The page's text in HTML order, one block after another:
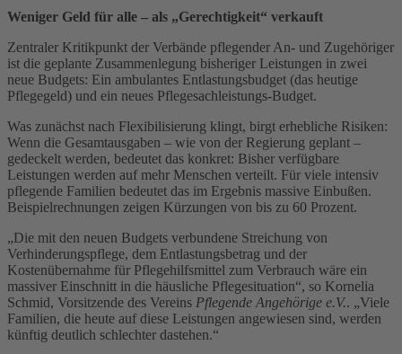
Weniger Geld für alle – als „Gerechtigkeit“ verkauft
Zentraler Kritikpunkt der Verbände pflegender An- und Zugehöriger
ist die geplante Zusammenlegung bisheriger Leistungen in zwei
neue Budgets: Ein ambulantes Entlastungsbudget (das heutige
Pflegegeld) und ein neues Pflegesachleistungs-Budget.
Was zunächst nach Flexibilisierung klingt, birgt erhebliche Risiken:
Wenn die Gesamtausgaben – wie von der Regierung geplant –
gedeckelt werden, bedeutet das konkret: Bisher verfügbare
Leistungen werden auf mehr Menschen verteilt. Für viele intensiv
pflegende Familien bedeutet das im Ergebnis massive Einbußen.
Beispielrechnungen zeigen Kürzungen von bis zu 60 Prozent.
„Die mit den neuen Budgets verbundene Streichung von
Verhinderungspflege, dem Entlastungsbetrag und der
Kostenübernahme für Pflegehilfsmittel zum Verbrauch wäre ein
massiver Einschnitt in die häusliche Pflegesituation“, so Kornelia
Schmid, Vorsitzende des Vereins Pflegende Angehörige e.V.. „Viele
Familien, die heute auf diese Leistungen angewiesen sind, werden
künftig deutlich schlechter dastehen.“